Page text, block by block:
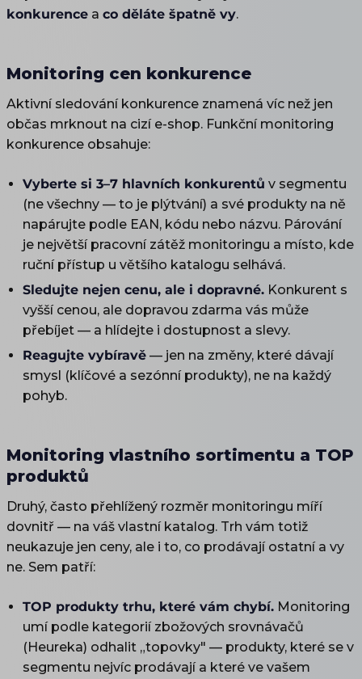
konkurence a co děláte špatně vy.
Monitoring cen konkurence
Aktivní sledování konkurence znamená víc než jen
občas mrknout na cizí e-shop. Funkční monitoring
konkurence obsahuje:
Vyberte si 3–7 hlavních konkurentů v segmentu
(ne všechny — to je plýtvání) a své produkty na ně
napárujte podle EAN, kódu nebo názvu. Párování
je největší pracovní zátěž monitoringu a místo, kde
ruční přístup u většího katalogu selhává.
Sledujte nejen cenu, ale i dopravné. Konkurent s
vyšší cenou, ale dopravou zdarma vás může
přebíjet — a hlídejte i dostupnost a slevy.
Reagujte vybíravě — jen na změny, které dávají
smysl (klíčové a sezónní produkty), ne na každý
pohyb.
Monitoring vlastního sortimentu a TOP
produktů
Druhý, často přehlížený rozměr monitoringu míří
dovnitř — na váš vlastní katalog. Trh vám totiž
neukazuje jen ceny, ale i to, co prodávají ostatní a vy
ne. Sem patří:
TOP produkty trhu, které vám chybí. Monitoring
umí podle kategorií zbožových srovnávačů
(Heureka) odhalit „topovky" — produkty, které se v
segmentu nejvíc prodávají a které ve vašem